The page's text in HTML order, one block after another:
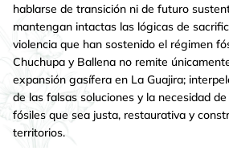
hablarse de transición ni de futuro
mantengan intactas las lógicas de
violencia que han sostenido el régimen
Chuchupa y Ballena no remite
expansión gasífera en La Guajira;
de las falsas soluciones y la necesidad
fósiles que sea justa, restaurativa y
territorios.